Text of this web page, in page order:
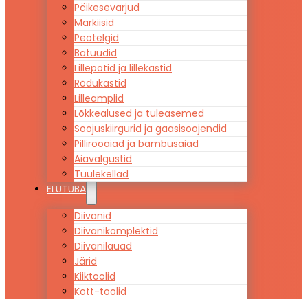
Päikesevarjud
Markiisid
Peotelgid
Batuudid
Lillepotid ja lillekastid
Rõdukastid
Lilleamplid
Lõkkealused ja tuleasemed
Soojuskiirgurid ja gaasisoojendid
Pillirooaiad ja bambusaiad
Aiavalgustid
Tuulekellad
ELUTUBA
Diivanid
Diivanikomplektid
Diivanilauad
Järid
Kiiktoolid
Kott-toolid